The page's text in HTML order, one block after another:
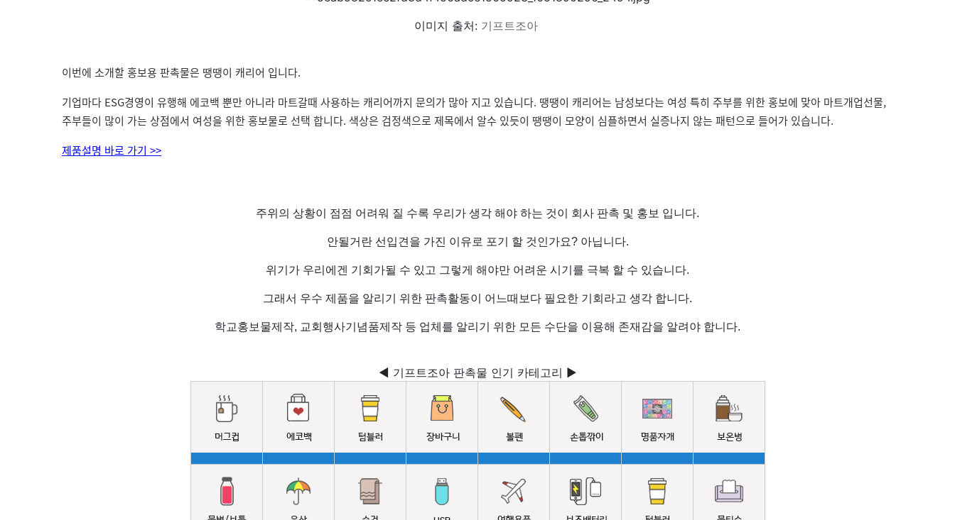
이미지 출처: 기프트조아
이번에 소개할 홍보용 판촉물은 땡땡이 캐리어 입니다.
기업마다 ESG경영이 유행해 에코백 뿐만 아니라 마트갈때 사용하는 캐리어까지 문의가 많아 지고 있습니다. 땡땡이 캐리어는 남성보다는 여성 특히 주부를 위한 홍보에 맞아 마트개업선물,
주부들이 많이 가는 상점에서 여성을 위한 홍보물로 선택 합니다. 색상은 검정색으로 제목에서 알수 있듯이 땡땡이 모양이 심플하면서 실증나지 않는 패턴으로 들어가 있습니다.
제품설명 바로 가기 >>
주위의 상황이 점점 어려워 질 수록 우리가 생각 해야 하는 것이 회사 판촉 및 홍보 입니다.
안될거란 선입견을 가진 이유로 포기 할 것인가요? 아닙니다.
위기가 우리에겐 기회가될 수 있고 그렇게 해야만 어려운 시기를 극복 할 수 있습니다.
그래서 우수 제품을 알리기 위한 판촉활동이 어느때보다 필요한 기회라고 생각 합니다.
학교홍보물제작, 교회행사기념품제작 등 업체를 알리기 위한 모든 수단을 이용해 존재감을 알려야 합니다.
◀ 기프트조아 판촉물 인기 카테고리 ▶